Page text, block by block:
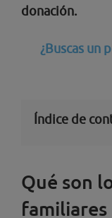
donación.
¿Buscas un
Índice de
Qué son
familiares